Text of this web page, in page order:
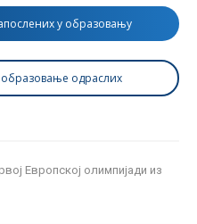
у образовању
одраслих
Европској олимпијади из